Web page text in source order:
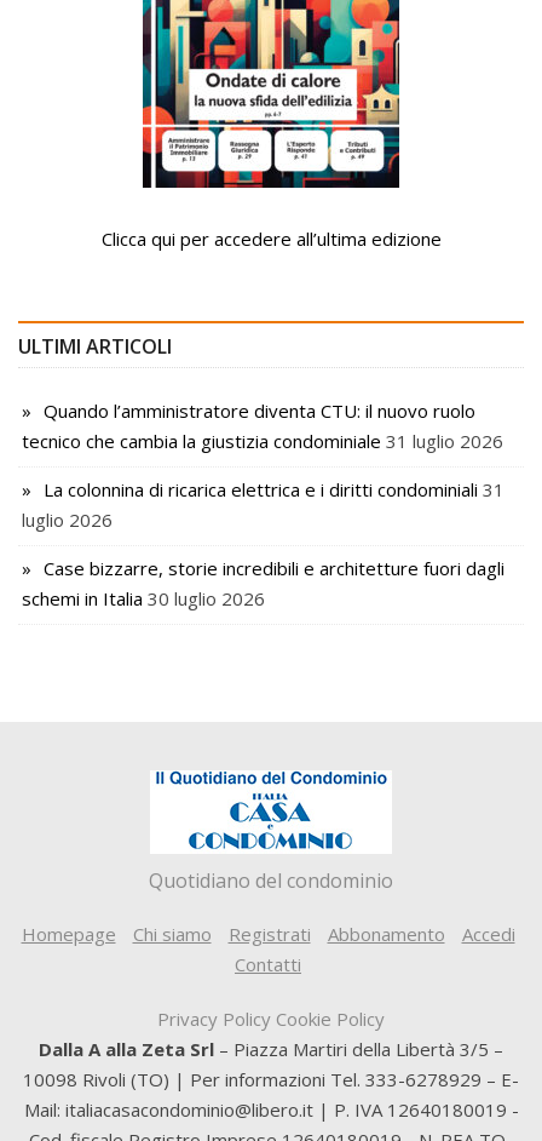
Clicca qui per accedere all’ultima edizione
ULTIMI ARTICOLI
Quando l’amministratore diventa CTU: il nuovo ruolo
tecnico che cambia la giustizia condominiale 31 luglio 2026
La colonnina di ricarica elettrica e i diritti condominiali 31
luglio 2026
Case bizzarre, storie incredibili e architetture fuori dagli
schemi in Italia 30 luglio 2026
Quotidiano del condominio
Homepage Chi siamo Registrati Abbonamento
Accedi
Contatti
Privacy Policy Cookie Policy
Dalla A alla Zeta Srl – Piazza Martiri della Libertà 3/5 –
10098 Rivoli (TO) | Per informazioni Tel. 333-6278929 – E-
Mail: italiacasacondominio@libero.it | P. IVA 12640180019 -